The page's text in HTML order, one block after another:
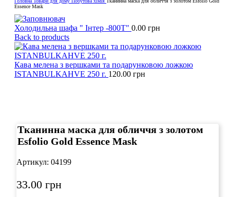
Essence Mask
Холодильна шафа " Інтер -800Т" 0.00 грн
Back to products
Кава мелена з вершками та подарунковою ложкою
ISTANBULKAHVE 250 г. 120.00 грн
Тканинна маска для обличчя з золотом
Esfolio Gold Essence Mask
Артикул: 04199
33.00 грн